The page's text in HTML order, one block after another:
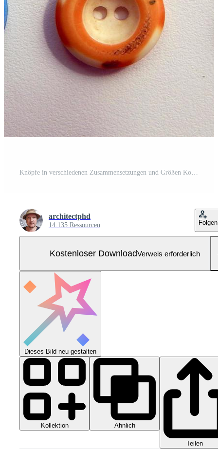
Knöpfe in verschiedenen Zusammensetzungen und Größen Kostenloses Foto
architectphd
14.135 Ressourcen Folgen
Kostenloser DownloadVerweis erforderlich
Dieses Bild neu gestalten
Kollektion Ähnlich
Teilen